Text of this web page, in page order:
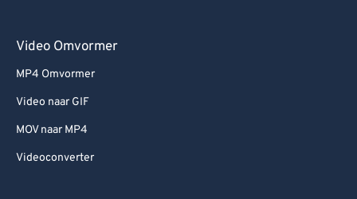
Video Omvormer
MP4 Omvormer
Video naar GIF
MOV naar MP4
Videoconverter